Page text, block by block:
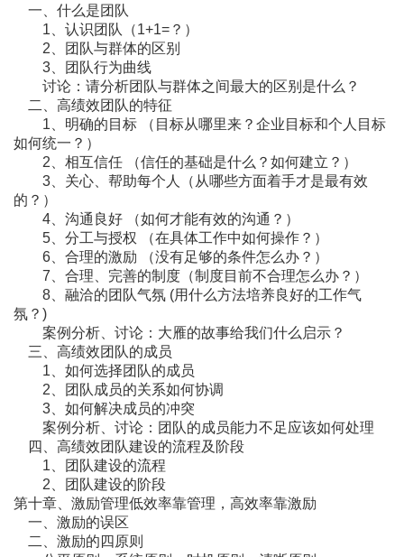
一、什么是团队
1、认识团队（1+1=？）
2、团队与群体的区别
3、团队行为曲线
讨论：请分析团队与群体之间最大的区别是什么？
二、高绩效团队的特征
1、明确的目标 （目标从哪里来？企业目标和个人目标
如何统一？）
2、相互信任 （信任的基础是什么？如何建立？）
3、关心、帮助每个人（从哪些方面着手才是最有效
的？）
4、沟通良好 （如何才能有效的沟通？）
5、分工与授权 （在具体工作中如何操作？）
6、合理的激励 （没有足够的条件怎么办？）
7、合理、完善的制度（制度目前不合理怎么办？）
8、融洽的团队气氛 (用什么方法培养良好的工作气
氛？)
案例分析、讨论：大雁的故事给我们什么启示？
三、高绩效团队的成员
1、如何选择团队的成员
2、团队成员的关系如何协调
3、如何解决成员的冲突
案例分析、讨论：团队的成员能力不足应该如何处理
四、高绩效团队建设的流程及阶段
1、团队建设的流程
2、团队建设的阶段
第十章、激励管理低效率靠管理，高效率靠激励
一、激励的误区
二、激励的四原则